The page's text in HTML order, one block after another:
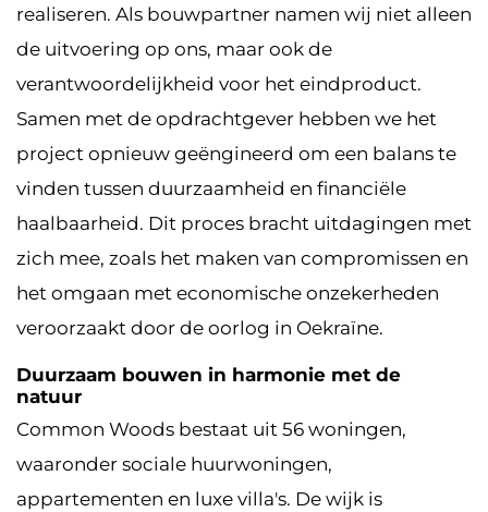
realiseren. Als bouwpartner namen wij niet alleen
de uitvoering op ons, maar ook de
verantwoordelijkheid voor het eindproduct.
Samen met de opdrachtgever hebben we het
project opnieuw geëngineerd om een balans te
vinden tussen duurzaamheid en financiële
haalbaarheid. Dit proces bracht uitdagingen met
zich mee, zoals het maken van compromissen en
het omgaan met economische onzekerheden
veroorzaakt door de oorlog in Oekraïne.
Duurzaam bouwen in harmonie met de
natuur
Common Woods bestaat uit 56 woningen,
waaronder sociale huurwoningen,
appartementen en luxe villa's. De wijk is